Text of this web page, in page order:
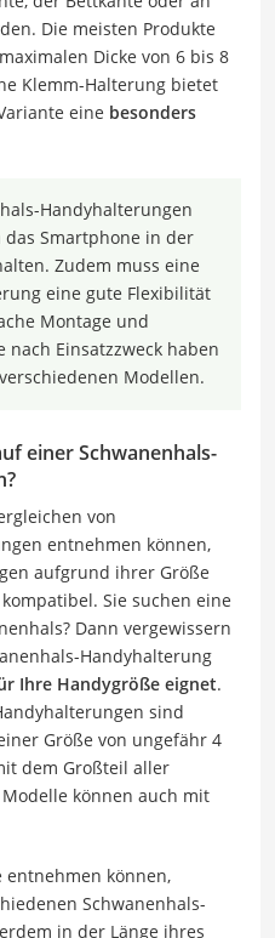
Die meisten Produkte
Dicke von 6 bis 8
Klemm-Halterung bietet
eine besonders
Handyhalterungen
Smartphone in der
Zudem muss eine
eine gute Flexibilität
Montage und
nach Einsatzzweck haben
Modellen.
einer Schwanenhals-
von
entnehmen können,
aufgrund ihrer Größe
Sie suchen eine
Dann vergewissern
Handyhalterung
Ihre Handygröße eignet.
sind
Größe von ungefähr 4
dem Großteil aller
können auch mit
entnehmen können,
Schwanenhals-
in der Länge ihres